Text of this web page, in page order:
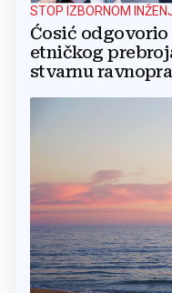
STOP IZBORNOM
Ćosić
etničkog
stvarnu